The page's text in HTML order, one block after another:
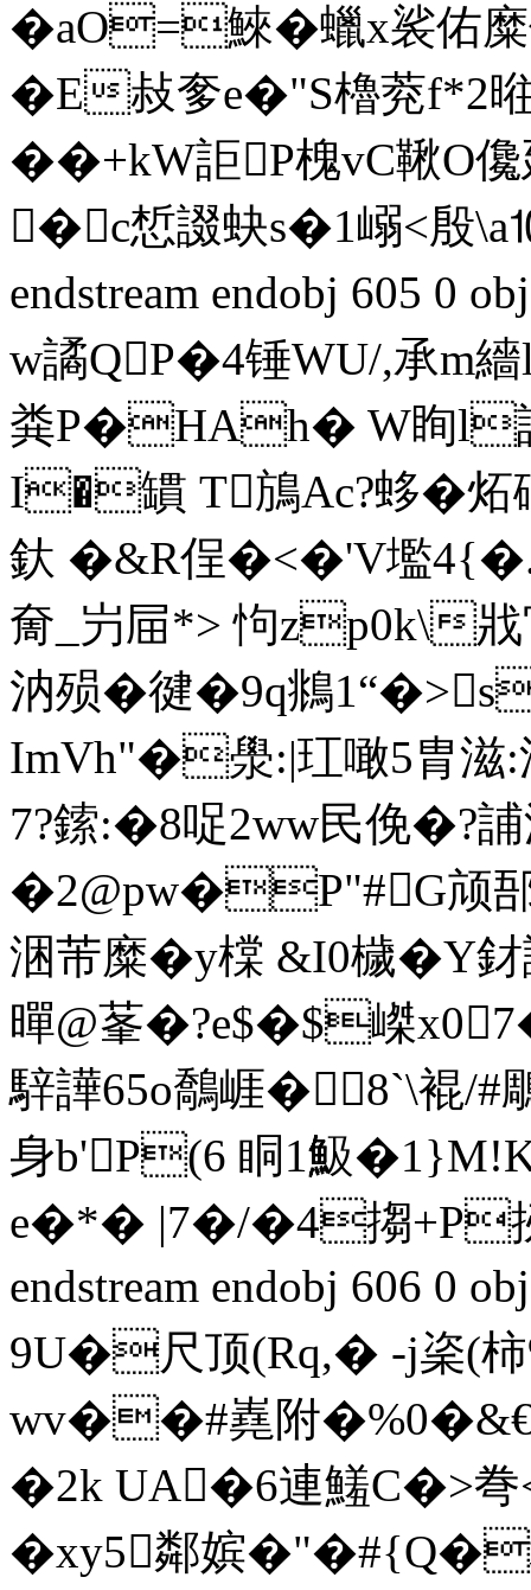
�aO=鯠�蠟x裟佑
�E敊奓e�"S櫓萒f*2
��+kW詎P槐vC鞦O
�c惁諁蚗s�1嵶<
endstream endobj 605 0
w譎QP�4锤WU/,承m繬l
粪P�HAh� W眴l
I�罆 T鴋Ac?蛥�炻
釱 �&R侱�<�'V壏4{�.
奝_屶屇*> 怐zp0k\戕
汭殒�徤�9q鴵
ImVh"�澩:|玒噉5胄滋
7?鎍:�8哫2ww民俛�?
�2@pw�P"#G颃
涃芾糜�y橖 &I0檅�Y
暺@莑�?e$�$嵥
騂譁65o鷮崕�8`\裩/#
身b'P(6 眮1魥
e�*� |7�/�4搊+P扨
endstream endobj 606 0
9U�尺顶(Rq,� -j秶(柿
wv��#嶤附�%0�&€
�2k UA�6連鱃C�>弮<
�xy5鄰嫔